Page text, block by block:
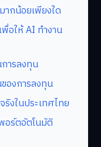
ากน้อยเพียงใด
อให้ AI ทำงาน
ารลงทุน
องการลงทุน
งในประเทศไทย
อร์ตอัตโนมัติ